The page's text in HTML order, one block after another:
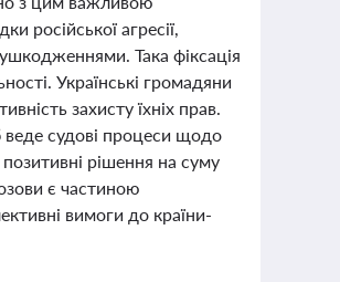
російської агресії,
Така фіксація
Українські громадяни
захисту їхніх прав.
веде судові процеси щодо
позитивні рішення на суму
є частиною
вимоги до країни-